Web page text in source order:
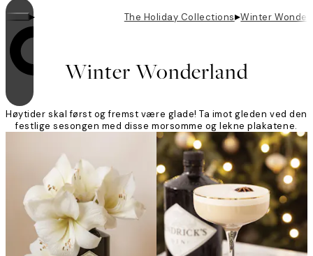
▸ The Holiday Collections▸Winter
Winter Wonderland
Høytider skal først og fremst være glade! Ta imot gleden ved den
festlige sesongen med disse morsomme og lekne plakatene.